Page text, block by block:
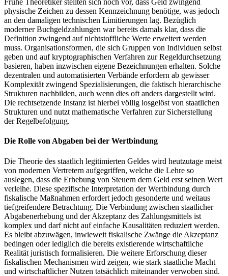
Frühe Theoretiker stellten sich noch vor, dass Geld zwingend
physische Zeichen zu dessen Kennzeichnung benötige, was jedoch
an den damaligen technischen Limitierungen lag. Bezüglich
moderner Buchgeldzahlungen war bereits damals klar, dass die
Definition zwingend auf nichtstoffliche Werte erweitert werden
muss. Organisationsformen, die sich Gruppen von Individuen selbst
geben und auf kryptographischen Verfahren zur Regeldurchsetzung
basieren, haben inzwischen eigene Bezeichnungen erhalten. Solche
dezentralen und automatisierten Verbände erfordern ab gewisser
Komplexität zwingend Spezialisierungen, die faktisch hierarchische
Strukturen nachbilden, auch wenn dies oft anders dargestellt wird.
Die rechtsetzende Instanz ist hierbei völlig losgelöst von staatlichen
Strukturen und nutzt mathematische Verfahren zur Sicherstellung
der Regelbefolgung.
Die Rolle von Abgaben bei der Wertbindung
Die Theorie des staatlich legitimierten Geldes wird heutzutage meist
von modernen Vertretern aufgegriffen, welche die Lehre so
auslegen, dass die Erhebung von Steuern dem Geld erst seinen Wert
verleihe. Diese spezifische Interpretation der Wertbindung durch
fiskalische Maßnahmen erfordert jedoch gesonderte und weitaus
tiefgreifendere Betrachtung. Die Verbindung zwischen staatlicher
Abgabenerhebung und der Akzeptanz des Zahlungsmittels ist
komplex und darf nicht auf einfache Kausalitäten reduziert werden.
Es bleibt abzuwägen, inwieweit fiskalische Zwänge die Akzeptanz
bedingen oder lediglich die bereits existierende wirtschaftliche
Realität juristisch formalisieren. Die weitere Erforschung dieser
fiskalischen Mechanismen wird zeigen, wie stark staatliche Macht
und wirtschaftlicher Nutzen tatsächlich miteinander verwoben sind.